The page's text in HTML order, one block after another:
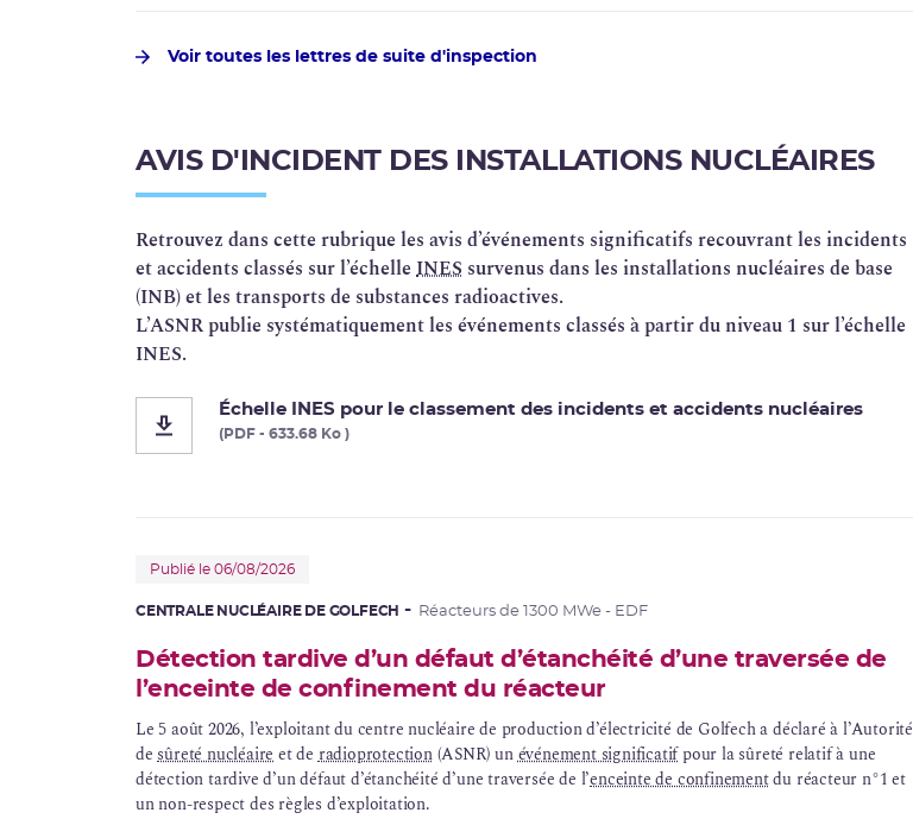
Voir toutes les lettres de suite d'inspection
AVIS D'INCIDENT DES INSTALLATIONS NUCLÉAIRES
Retrouvez dans cette rubrique les avis d’événements significatifs recouvrant les incidents
et accidents classés sur l’échelle INES survenus dans les installations nucléaires de base
(INB) et les transports de substances radioactives.
L’ASNR publie systématiquement les événements classés à partir du niveau 1 sur l’échelle
INES.
Échelle INES pour le classement des incidents et accidents nucléaires
(PDF - 633.68 Ko )
Publié le 06/08/2026
CENTRALE NUCLÉAIRE DE GOLFECH Réacteurs de 1300 MWe - EDF
Détection tardive d’un défaut d’étanchéité d’une traversée de
l’enceinte de confinement du réacteur
Le 5 août 2026, l’exploitant du centre nucléaire de production d’électricité de Golfech a déclaré à l’Autorité
desûreté nucléaireet deradioprotection(ASNR) unévénement significatifpour la sûreté relatif à une
détection tardive d’un défaut d’étanchéité d’une traversée de l’enceinte de confinementdu réacteur n°1 et
un non-respect des règles d’exploitation.